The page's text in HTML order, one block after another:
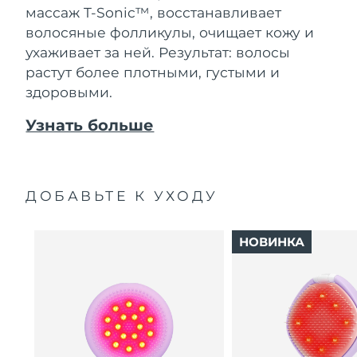
массаж T-Sonic™, восстанавливает
волосяные фолликулы, очищает кожу и
ухаживает за ней. Результат: волосы
растут более плотными, густыми и
здоровыми.
Узнать больше
ДОБАВЬТЕ К УХОДУ
НОВИНКА